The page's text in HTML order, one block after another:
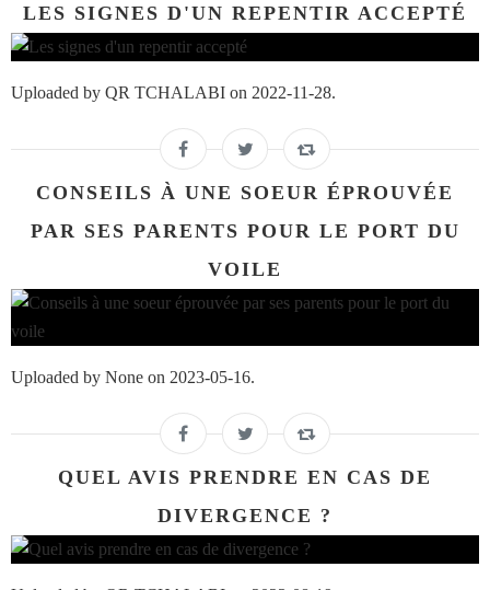
LES SIGNES D'UN REPENTIR ACCEPTÉ
Uploaded by QR TCHALABI on 2022-11-28.
CONSEILS À UNE SOEUR ÉPROUVÉE
PAR SES PARENTS POUR LE PORT DU
VOILE
Uploaded by None on 2023-05-16.
QUEL AVIS PRENDRE EN CAS DE
DIVERGENCE ?